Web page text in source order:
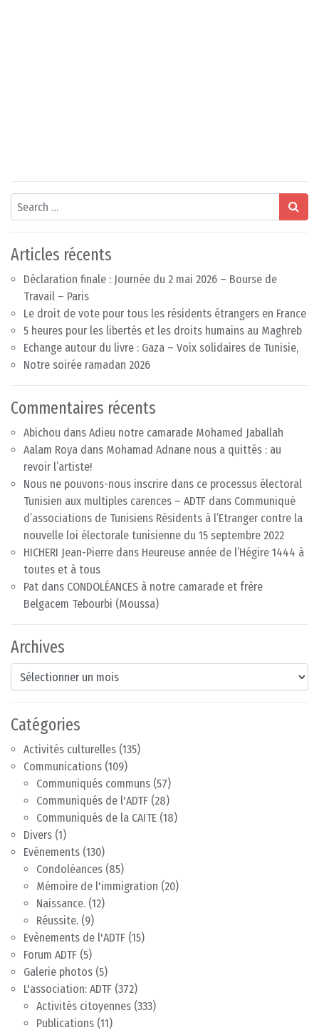
Search
Articles récents
Déclaration finale : Journée du 2 mai 2026 – Bourse de
Travail – Paris
Le droit de vote pour tous les résidents étrangers en France
5 heures pour les libertés et les droits humains au Maghreb
Echange autour du livre : Gaza – Voix solidaires de Tunisie,
Notre soirée ramadan 2026
Commentaires récents
Abichou dans Adieu notre camarade Mohamed Jaballah
Aalam Roya dans Mohamad Adnane nous a quittés : au
revoir l’artiste!
Nous ne pouvons-nous inscrire dans ce processus électoral
Tunisien aux multiples carences – ADTF dans Communiqué
d’associations de Tunisiens Résidents à l’Etranger contre la
nouvelle loi électorale tunisienne du 15 septembre 2022
HICHERI Jean-Pierre dans Heureuse année de l’Hégire 1444 à
toutes et à tous
Pat dans CONDOLÉANCES à notre camarade et frère
Belgacem Tebourbi (Moussa)
Archives
Archives
Catégories
Activités culturelles (135)
Communications (109)
Communiqués communs (57)
Communiqués de l'ADTF (28)
Communiqués de la CAITE (18)
Divers (1)
Evénements (130)
Condoléances (85)
Mémoire de l'immigration (20)
Naissance. (12)
Réussite. (9)
Evènements de l'ADTF (15)
Forum ADTF (5)
Galerie photos (5)
L'association: ADTF (372)
Activités citoyennes (333)
Publications (11)